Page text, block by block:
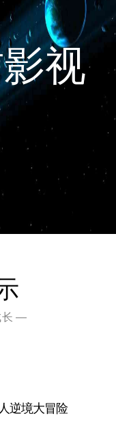
视
长 —
逆境大冒险